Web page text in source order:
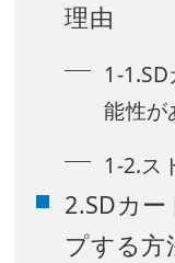
理由
1-
能性が
1-2.ス
2.SDカ
プする方